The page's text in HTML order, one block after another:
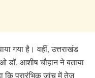
गया है। वहीं, उत्तराखंड
डॉ. आशीष चौहान ने बताया
कि प्रारंभिक जांच में तेज